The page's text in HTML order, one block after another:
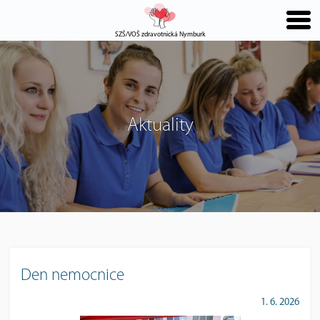
SZŠ/VOŠ zdravotnická Nymburk
Aktuality
Den nemocnice
1. 6. 2026